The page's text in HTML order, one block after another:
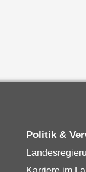
Politik &